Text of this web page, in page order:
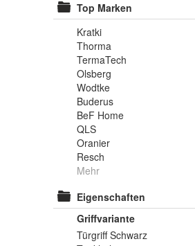
Top Marken
Kratki
Thorma
TermaTech
Olsberg
Wodtke
Buderus
BeF Home
QLS
Oranier
Resch
Mehr
Eigenschaften
Griffvariante
Türgriff Schwarz